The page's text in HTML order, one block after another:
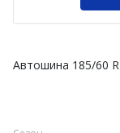
Автошина 185/60